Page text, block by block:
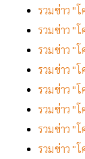
รวมข่าว "
รวมข่าว "
รวมข่าว "
รวมข่าว "
รวมข่าว "
รวมข่าว "
รวมข่าว "
รวมข่าว "